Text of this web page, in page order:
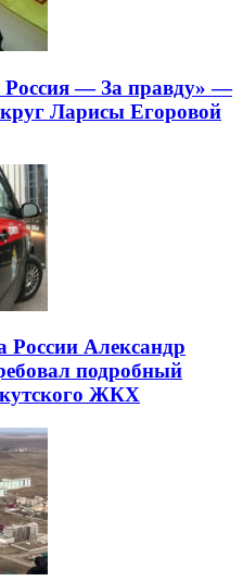
Россия — За правду» —
Ларисы Егоровой
России Александр
подробный
ЖКХ